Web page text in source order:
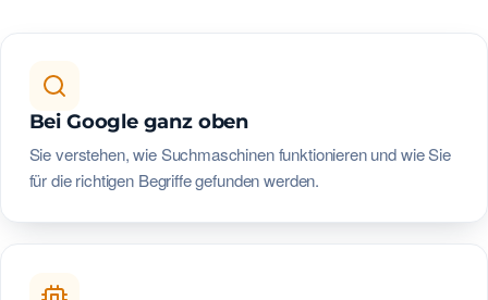
Bei Google ganz oben
Sie verstehen, wie Suchmaschinen funktionieren und wie Sie
für die richtigen Begriffe gefunden werden.